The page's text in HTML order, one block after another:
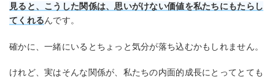
見ると、こうした関係は、思いがけない価値を私たちにもたらし
てくれるんです。
確かに、一緒にいるとちょっと気分が落ち込むかもしれません。
けれど、実はそんな関係が、私たちの内面的成長にとってとても